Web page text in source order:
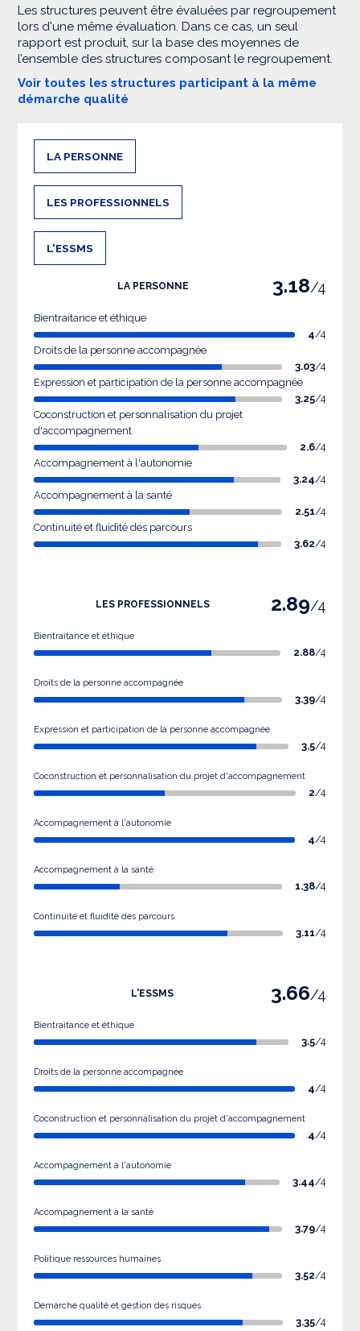
Les structures peuvent être évaluées par regroupement
lors d'une même évaluation. Dans ce cas, un seul
rapport est produit, sur la base des moyennes de
l’ensemble des structures composant le regroupement.
Voir toutes les structures participant à la même
démarche qualité
LA PERSONNE
LES PROFESSIONNELS
L'ESSMS
LA PERSONNE 3.18/4
Bientraitance et éthique
4/4
Droits de la personne accompagnée
3.03/4
Expression et participation de la personne accompagnée
3.25/4
Coconstruction et personnalisation du projet
d'accompagnement
2.6/4
Accompagnement à l'autonomie
3.24/4
Accompagnement à la santé
2.51/4
Continuité et fluidité des parcours
3.62/4
LES PROFESSIONNELS 2.89/4
Bientraitance et éthique
2.88/4
Droits de la personne accompagnée
3.39/4
Expression et participation de la personne accompagnée
3.5/4
Coconstruction et personnalisation du projet d'accompagnement
2/4
Accompagnement à l'autonomie
4/4
Accompagnement à la santé
1.38/4
Continuité et fluidité des parcours
3.11/4
L'ESSMS 3.66/4
Bientraitance et éthique
3.5/4
Droits de la personne accompagnée
4/4
Coconstruction et personnalisation du projet d'accompagnement
4/4
Accompagnement à l'autonomie
3.44/4
Accompagnement à la santé
3.79/4
Politique ressources humaines
3.52/4
Démarche qualité et gestion des risques
3.35/4